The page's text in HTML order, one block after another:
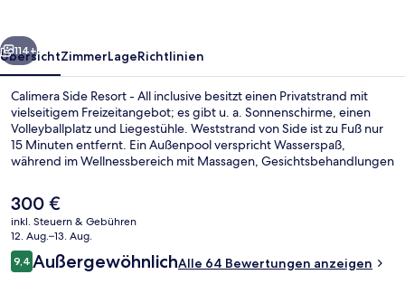
Weiter
114+
ÜbersichtZimmerLageRichtlinien
Calimera Side Resort - All inclusive besitzt einen Privatstrand mit
vielseitigem Freizeitangebot; es gibt u. a. Sonnenschirme, einen
Volleyballplatz und Liegestühle. Weststrand von Side ist zu Fuß nur
15 Minuten entfernt. Ein Außenpool verspricht Wasserspaß,
während im Wellnessbereich mit Massagen, Gesichtsbehandlungen
Telya Restaurant & Grill, eins von 2 Restaurants, serviert
internationale Küche und ist zum Frühstück, Mittagessen und
Abendessen geöffnet. Als weitere Highlights bietet diese
Unterkunft mit All-inclusive-Leistungen eine Poolbar, einen
Whirlpool und ein Kinderbecken. Andere Reisende loben den
allgemeinen Zustand der Unterkunft.
Der
aktuelle
Preis
beträgt
300 €.
300 €
inkl. Steuern & Gebühren
12. Aug.–13. Aug.
Bewertungen
9,49,4 von 10.
AußergewöhnlichAlle 64 Bewertungen anzeigen